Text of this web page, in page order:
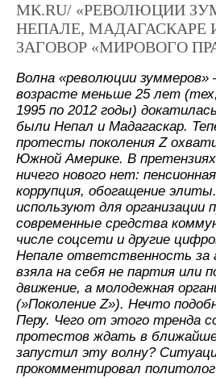
МК.RU/ «РЕВОЛЮЦИИ
НЕПАЛЕ, МАДАГАСКАРЕ
ЗАГОВОР «МИРОВОГО
Волна «революции
возрасте меньше 25 лет
1995 по 2012 годы)
были Непал и Мадагаскар.
протесты поколения Z
Южной Америке. В
ничего нового нет:
коррупция, обогащение
используют для организации
современные средства
числе соцсети и другие
Непале ответственность за
взяла на себя не партия или
движение, а молодежная
(»Поколение Z»). Нечто
Перу. Чего от этого тренда
протестов ждать в
запустил эту волну?
прокомментировал